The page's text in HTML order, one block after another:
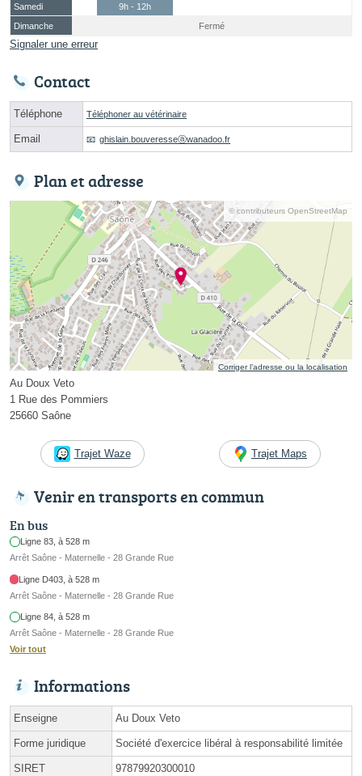
Samedi
9h - 12h
Dimanche
Fermé
Signaler une erreur
Contact
Téléphone Téléphoner au vétérinaire
Email ghislain.bouveresseⓐwanadoo.fr
Plan et adresse
© contributeurs OpenStreetMap
Corriger l’adresse ou la localisation
Au Doux Veto
1 Rue des Pommiers
25660 Saône
Trajet Waze Trajet Maps
Venir en transports en commun
En bus
Ligne 83, à 528 m
Arrêt Saône - Maternelle - 28 Grande Rue
Ligne D403, à 528 m
Arrêt Saône - Maternelle - 28 Grande Rue
Ligne 84, à 528 m
Arrêt Saône - Maternelle - 28 Grande Rue
Voir tout
Informations
Enseigne Au Doux Veto
Forme juridique Société d'exercice libéral à responsabilité limitée
SIRET 97879920300010